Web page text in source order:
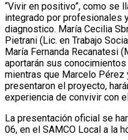
“Vivir en positivo”, como se
integrado por profesionales
diagnostico. María Cecilia
Pietrani (Lic. en Trabajo
María Fernanda Recanatesi
aportarán sus
mientras que Marcelo Pérez
presentaron el proyecto,
experiencia de convivir con
La presentación oficial se
06, en el SAMCO Local a la